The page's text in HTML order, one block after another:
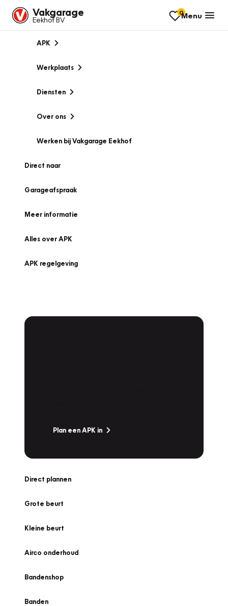
Vakgarage
Eekhof BV
0Menu
APK
Werkplaats
Diensten
Over ons
Werken bij Vakgarage Eekhof
Direct naar
Garageafspraak
Meer informatie
Alles over APK
APK regelgeving
Plan een APK in
Direct plannen
Grote beurt
Kleine beurt
Airco onderhoud
Bandenshop
Banden